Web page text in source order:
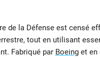
de la Défense est censé
tout en utilisant
Fabriqué par Boeinget en